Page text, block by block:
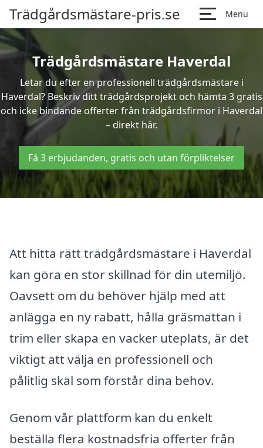
Trädgårdsmästare-pris.se Menu
Trädgårdsmästare Haverdal
Letar du efter en professionell trädgårdsmästare i
Haverdal? Beskriv ditt trädgårdsprojekt och hämta 3 gratis
och icke bindande offerter från trädgårdsfirmor i Haverdal
– direkt här.
Få 3 erbjudanden, gratis och utan förpliktelser
Att hitta rätt trädgårdsmästare i Haverdal
kan göra en stor skillnad för din utemiljö.
Oavsett om du behöver hjälp med att
anlägga en ny rabatt, hålla gräsmattan i
trim eller skapa en vacker uteplats, är det
viktigt att välja en professionell och
pålitlig skäl som förstår dina behov.
Genom vår plattform kan du enkelt
beställa flera kostnadsfria offerter från